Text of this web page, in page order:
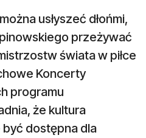
usłyszeć dłońmi,
przeżywać
świata w piłce
Koncerty
programu
że kultura
dostępna dla